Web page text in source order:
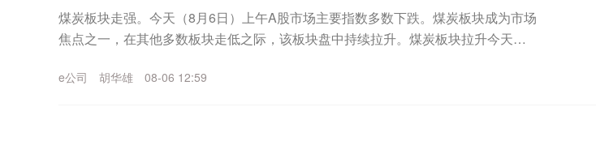
煤炭板块走强。今天（8月6日）上午A股市场主要指数多数下跌。煤炭板块成为市场
焦点之一，在其他多数板块走低之际，该板块盘中持续拉升。煤炭板块拉升今天上
e公司 胡华雄 08-06 12:59